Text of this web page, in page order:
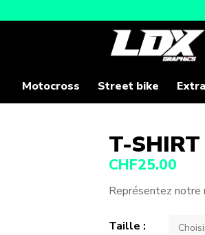
Motocross Street bike Extra
T-SHIRT
CHF25.00
Représentez notre
Taille